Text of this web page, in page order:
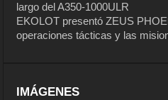
largo del A350-1000ULR
EKOLOT presentó ZEUS
operaciones tácticas y las
IMÁGENES